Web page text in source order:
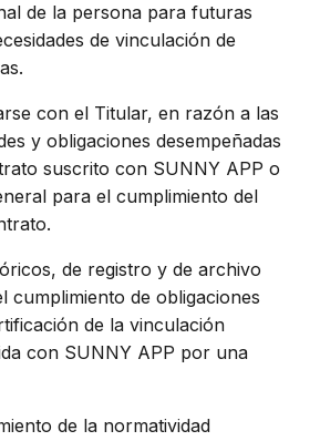
de la persona para futuras
de vinculación de
con el Titular, en razón a las
y obligaciones desempeñadas
suscrito con SUNNY APP o
para el cumplimiento del
de registro y de archivo
cumplimiento de obligaciones
de la vinculación
con SUNNY APP por una
de la normatividad